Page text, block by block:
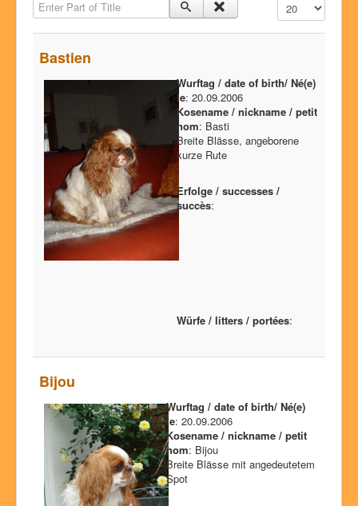
Dog show success
Our dogs
Pictures
Glossary
Chat4U
Contact
Bastien
Wurftag / date of birth/ Né(e)
le: 20.09.2006
Kosename / nickname / petit
nom: Basti
Breite Blässe, angeborene
kurze Rute
Erfolge / successes /
succès:
Würfe / litters / portées:
Bijou
Wurftag / date of birth/ Né(e)
le: 20.09.2006
Kosename / nickname / petit
nom: Bijou
Breite Blässe mit angedeutetem
Spot